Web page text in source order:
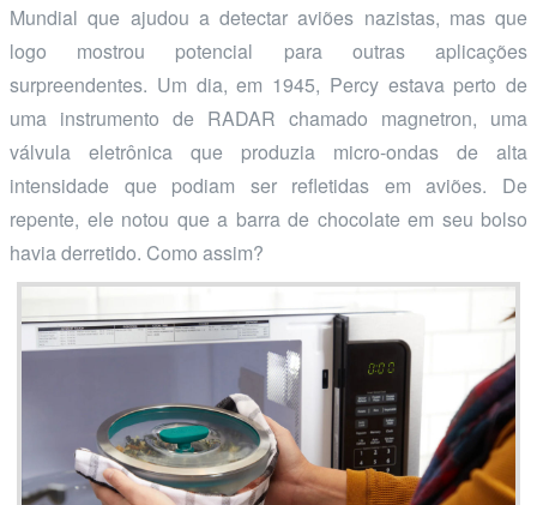
Mundial que ajudou a detectar aviões nazistas, mas que
logo mostrou potencial para outras aplicações
surpreendentes. Um dia, em 1945, Percy estava perto de
uma instrumento de RADAR chamado magnetron, uma
válvula eletrônica que produzia micro-ondas de alta
intensidade que podiam ser refletidas em aviões. De
repente, ele notou que a barra de chocolate em seu bolso
havia derretido. Como assim?